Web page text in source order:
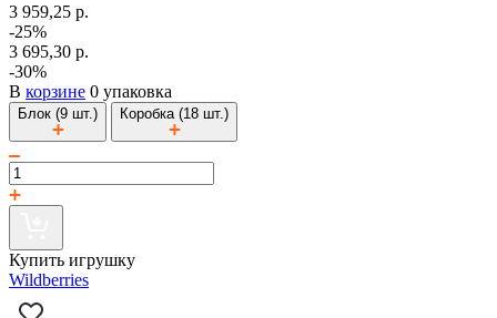
3 959,25 р.
-25%
3 695,30 р.
-30%
В корзине 0 упаковка
Блок (9 шт.) Коробка (18 шт.)
Купить игрушку
Wildberries